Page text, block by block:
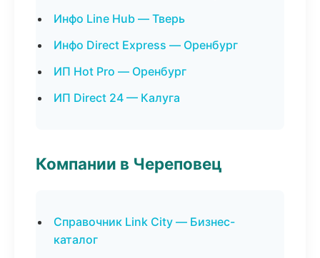
Инфо Line Hub — Тверь
Инфо Direct Express — Оренбург
ИП Hot Pro — Оренбург
ИП Direct 24 — Калуга
Компании в Череповец
Справочник Link City — Бизнес-
каталог